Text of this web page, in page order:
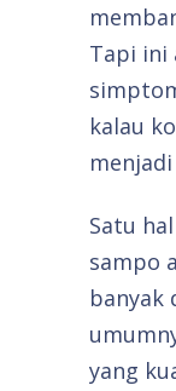
Tapi ini
kalau
Satu
sampo
banyak
yang